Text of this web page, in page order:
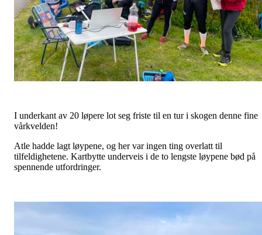
I underkant av 20 løpere lot seg friste til en tur i skogen denne fine
vårkvelden!
Atle hadde lagt løypene, og her var ingen ting overlatt til
tilfeldighetene. Kartbytte underveis i de to lengste løypene bød på
spennende utfordringer.